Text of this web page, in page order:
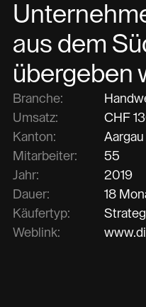
aus dem
übergeben
Branche:
Umsatz:
CHF
Kanton:
Aargau
Mitarbeiter:
55
Jahr:
2019
Dauer:
18
Käufertyp:
Weblink: